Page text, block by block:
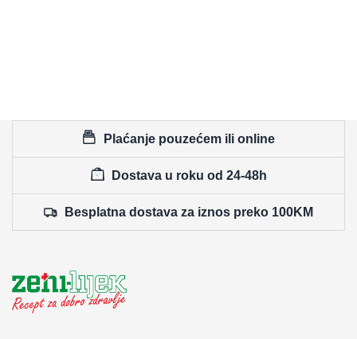
Plaćanje pouzećem ili online
Dostava u roku od 24-48h
Besplatna dostava za iznos preko 100KM